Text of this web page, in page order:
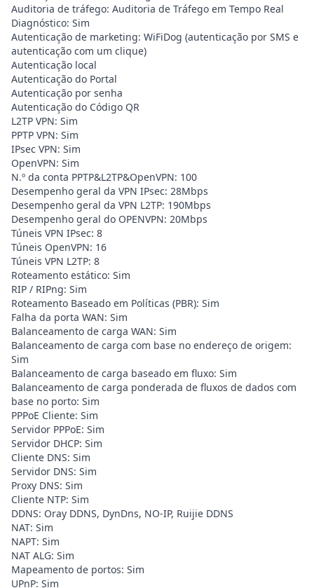
Auditoria de tráfego: Auditoria de Tráfego em Tempo Real
Diagnóstico: Sim
Autenticação de marketing: WiFiDog (autenticação por SMS e
autenticação com um clique)
Autenticação local
Autenticação do Portal
Autenticação por senha
Autenticação do Código QR
L2TP VPN: Sim
PPTP VPN: Sim
IPsec VPN: Sim
OpenVPN: Sim
N.º da conta PPTP&L2TP&OpenVPN: 100
Desempenho geral da VPN IPsec: 28Mbps
Desempenho geral da VPN L2TP: 190Mbps
Desempenho geral do OPENVPN: 20Mbps
Túneis VPN IPsec: 8
Túneis OpenVPN: 16
Túneis VPN L2TP: 8
Roteamento estático: Sim
RIP / RIPng: Sim
Roteamento Baseado em Políticas (PBR): Sim
Falha da porta WAN: Sim
Balanceamento de carga WAN: Sim
Balanceamento de carga com base no endereço de origem:
Sim
Balanceamento de carga baseado em fluxo: Sim
Balanceamento de carga ponderada de fluxos de dados com
base no porto: Sim
PPPoE Cliente: Sim
Servidor PPPoE: Sim
Servidor DHCP: Sim
Cliente DNS: Sim
Servidor DNS: Sim
Proxy DNS: Sim
Cliente NTP: Sim
DDNS: Oray DDNS, DynDns, NO-IP, Ruijie DDNS
NAT: Sim
NAPT: Sim
NAT ALG: Sim
Mapeamento de portos: Sim
UPnP: Sim